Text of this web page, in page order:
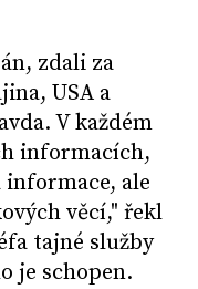
zdali za
USA a
V každém
informacích,
informace, ale
věcí," řekl
tajné služby
je schopen.